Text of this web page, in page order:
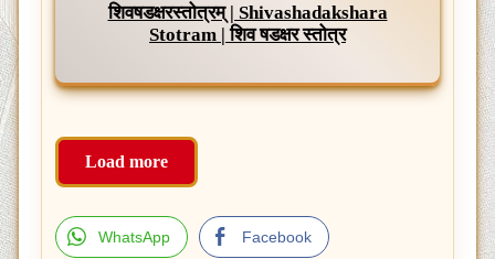
शिवषडक्षरस्तोत्रम् | Shivashadakshara
Stotram | शिव षडक्षर स्तोत्र
Load more
WhatsApp Facebook